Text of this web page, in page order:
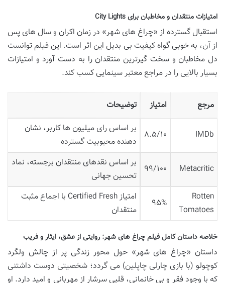
امتیازات منتقدان و مخاطبان برای City Lights
استقبال گسترده از «چراغ های شهر» در زمان اکران و سال های پس
از آن، به خوبی گواه کیفیت بی بدیل این اثر است. این فیلم توانست
دل مخاطبان و سخت گیرترین منتقدان را به دست آورد و امتیازات
بسیار بالایی را در مراجع معتبر سینمایی کسب کند.
مرجع امتیاز توضیحات
IMDb ۸.۵/۱۰
بر اساس رای میلیون ها کاربر، نشان
دهنده محبوبیت گسترده
Metacritic ۹۹/۱۰۰
بر اساس نقدهای منتقدان برجسته، نماد
تحسین جهانی
Rotten
Tomatoes
۹۵%
امتیاز Certified Fresh با اجماع مثبت
منتقدان
خلاصه داستان کامل فیلم چراغ های شهر: روایتی از عشق، ایثار و فریب
داستان «چراغ های شهر» حول محور زندگی پر از چالش ولگرد
کوچولو (با بازی چارلی چاپلین) می گردد؛ شخصیتی دوست داشتنی
که با وجود فقر و بی خانمانی، قلبی سرشار از مهربانی و امید دارد. او